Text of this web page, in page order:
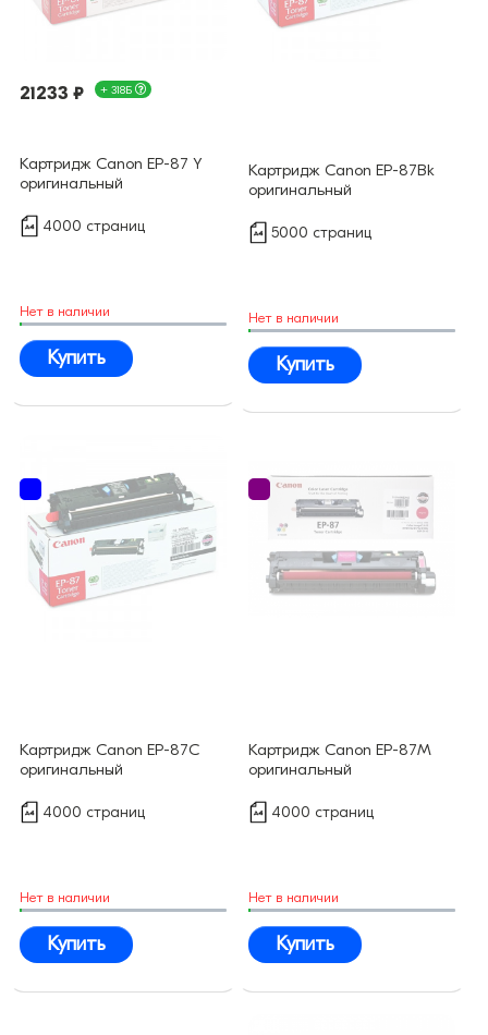
21233 ₽ + 318Б
Картридж Canon EP-87 Y
оригинальный
4000 страниц
Нет в наличии
Купить
Картридж Canon EP-87Bk
оригинальный
5000 страниц
Нет в наличии
Купить
Картридж Canon EP-87C
оригинальный
4000 страниц
Нет в наличии
Купить
Картридж Canon EP-87M
оригинальный
4000 страниц
Нет в наличии
Купить